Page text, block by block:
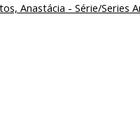
following image in a popup: